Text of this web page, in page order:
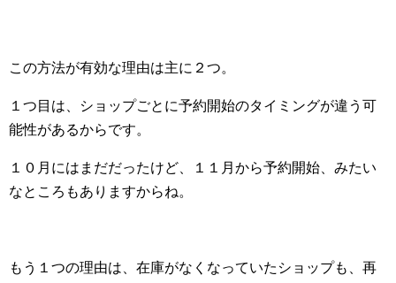
この方法が有効な理由は主に２つ。
１つ目は、ショップごとに予約開始のタイミングが違う可
能性があるからです。
１０月にはまだだったけど、１１月から予約開始、みたい
なところもありますからね。
もう１つの理由は、在庫がなくなっていたショップも、再